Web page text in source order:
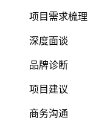
项目需求梳理
深度面谈
品牌诊断
项目建议
商务沟通